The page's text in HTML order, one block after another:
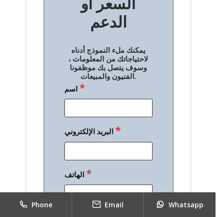
الدعم
يمكنك ملء النموذج أدناه
لاحتياجاتك من المعلومات ،
وسوف يتصل بك موظفونا
الفنيون والمبيعات.
اسم*
البريد الإلكتروني*
الهاتف*
Phone Email Whatsapp